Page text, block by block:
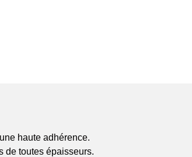
haute adhérence.
de toutes épaisseurs.